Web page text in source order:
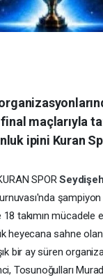
maçlarıyla
ipini Kuran
SPOR
takımın mücadele
heyecana sahne
bir ay süren
Tosunoğulları